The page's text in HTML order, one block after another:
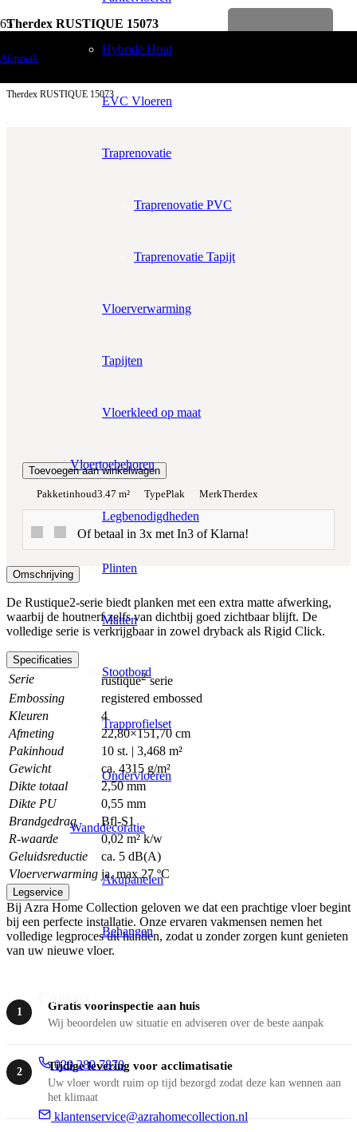
Afspraak
Hybride Hout
EVC Vloeren
Traprenovatie
Traprenovatie PVC
Traprenovatie Tapijt
Vloerverwarming
Tapijten
Vloerkleed op maat
Vloertoebehoren
Legbenodigdheden
Plinten
Matten
Stootbord
Trapprofielset
Ondervloeren
Wanddecoratie
Akupanelen
Behangen
Contact
020 280 7870
klantenservice@azrahomecollection.nl
Therdex RUSTIQUE 15073
Therdex RUSTIQUE 15073
+
✓
10% Snijverlies
Toevoegen aan winkelwagen
Pakketinhoud3.47 m² TypePlak MerkTherdex
Of betaal in 3x met In3 of Klarna!
Omschrijving
De Rustique2-serie biedt planken met een extra matte afwerking,
waarbij de houtnerf zelfs van dichtbij goed zichtbaar blijft. De
volledige serie is verkrijgbaar in zowel dryback als Rigid Click.
Specificaties
Serie rustique2serie
Embossing
registered embossed
Kleuren
4
Afmeting
22,80×151,70 cm
Pakinhoud
10 st. | 3,468 m²
Gewicht
ca. 4315 g/m²
Dikte totaal
2,50 mm
Dikte PU
0,55 mm
Brandgedrag
Bfl-S1
R-waarde
0,02 m² k/w
Geluidsreductie
ca. 5 dB(A)
Vloerverwarming ja, max 27 ºC
Legservice
Bij Azra Home Collection geloven we dat een prachtige vloer begint
bij een perfecte installatie. Onze ervaren vakmensen nemen het
volledige legproces uit handen, zodat u zonder zorgen kunt genieten
van uw nieuwe vloer.
1 Gratis voorinspectie aan huis
Wij beoordelen uw situatie en adviseren over de beste aanpak
2 Tijdige levering voor acclimatisatie
Uw vloer wordt ruim op tijd bezorgd zodat deze kan wennen aan
het klimaat